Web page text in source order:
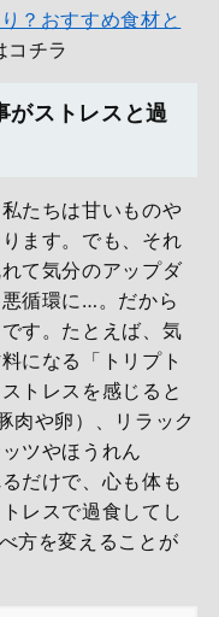
？おすすめ食材と
コチラ
がストレスと過
たちは甘いものや
ます。でも、それ
て気分のアップダ
循環に…。だから
です。たとえば、気
になる「トリプト
トレスを感じると
肉や卵）、リラック
ツやほうれん
だけで、心も体も
レスで過食してし
方を変えることが